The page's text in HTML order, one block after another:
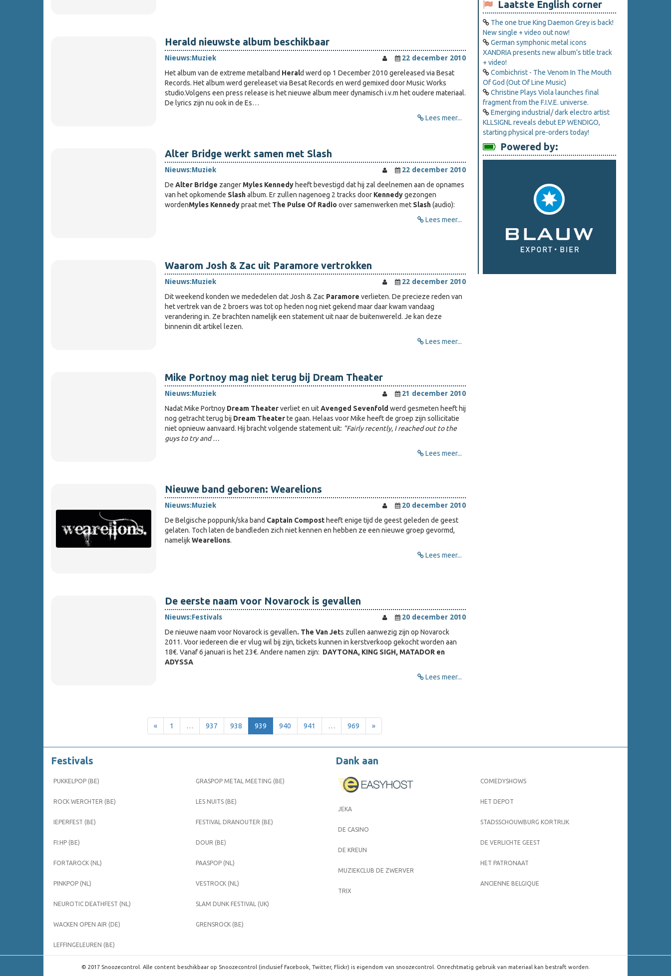
Herald nieuwste album beschikbaar
Nieuws:Muziek
22 december 2010
Het album van de extreme metalband Herald werd op 1 December 2010 gereleased via Besat
Records. Het album werd gereleaset via Besat Records en werd gemixed door Music Works
studio.Volgens een press release is het nieuwe album meer dynamisch i.v.m het oudere materiaal.
De lyrics zijn nu ook in de Es…
Lees meer...
Alter Bridge werkt samen met Slash
Nieuws:Muziek
22 december 2010
De Alter Bridge zanger Myles Kennedyheeft bevestigd dat hij zal deelnemen aan de opnames
van het opkomende Slashalbum. Er zullen nagenoeg 2 tracks door Kennedygezongen
wordenMyles Kennedypraat met The Pulse Of Radio over samenwerken met Slash(audio):
Lees meer...
Waarom Josh & Zac uit Paramore vertrokken
Nieuws:Muziek
22 december 2010
Dit weekend konden we mededelen dat Josh & Zac Paramore verlieten. De precieze reden van
het vertrek van de 2 broers was tot op heden nog niet gekend maar daar kwam vandaag
verandering in. Ze brachten namelijk een statement uit naar de buitenwereld. Je kan deze
binnenin dit artikel lezen.
Lees meer...
Mike Portnoy mag niet terug bij Dream Theater
Nieuws:Muziek
21 december 2010
Nadat Mike Portnoy Dream Theaterverliet en uitAvenged Sevenfold werd gesmeten heeft hij
nog getracht terug bij Dream Theaterte gaan. Helaas voor Mike heeft de groep zijn sollicitatie
niet opnieuw aanvaard. Hij bracht volgende statement uit: "Fairly recently, I reached out to the
guys to try and …
Lees meer...
Nieuwe band geboren: Wearelions
Nieuws:Muziek
20 december 2010
De Belgische poppunk/ska band Captain Compostheeft enige tijd de geest geleden de geest
gelaten. Toch laten de bandleden zich niet kennen en hebben ze een nieuwe groep gevormd,
namelijkWearelions.
Lees meer...
De eerste naam voor Novarock is gevallen
Nieuws:Festivals
20 december 2010
De nieuwe naam voor Novarock is gevallen. The Van Jets zullen aanwezig zijn op Novarock
2011. Voor iedereen die er vlug wil bij zijn, tickets kunnen in kerstverkoop gekocht worden aan
18€. Vanaf 6 januari is het 23€. Andere namen zijn: DAYTONA, KING SIGH, MATADOR en
ADYSSA
Lees meer...
« 1 … 937 938 939 940 941 … 969 »
Laatste English corner
The one true King Daemon Grey is back!
New single + video out now!
German symphonic metal icons
XANDRIA presents new album’s title track
+ video!
Combichrist - The Venom In The Mouth
Of God (Out Of Line Music)
Christine Plays Viola launches final
fragment from the F.I.V.E. universe.
Emerging industrial/ dark electro artist
KLLSIGNL reveals debut EP WENDIGO,
starting physical pre-orders today!
Powered by:
Festivals
PUKKELPOP (BE)
ROCK WERCHTER (BE)
IEPERFEST (BE)
FI:HP (BE)
FORTAROCK (NL)
PINKPOP (NL)
NEUROTIC DEATHFEST (NL)
WACKEN OPEN AIR (DE)
LEFFINGELEUREN (BE)
GRASPOP METAL MEETING (BE)
LES NUITS (BE)
FESTIVAL DRANOUTER (BE)
DOUR (BE)
PAASPOP (NL)
VESTROCK (NL)
SLAM DUNK FESTIVAL (UK)
GRENSROCK (BE)
Dank aan
JEKA
DE CASINO
DE KREUN
MUZIEKCLUB DE ZWERVER
TRIX
COMEDYSHOWS
HET DEPOT
STADSSCHOUWBURG KORTRIJK
DE VERLICHTE GEEST
HET PATRONAAT
ANCIENNE BELGIQUE
© 2017 Snoozecontrol. Alle content beschikbaar op Snoozecontrol (inclusief Facebook, Twitter, Flickr) is eigendom van snoozecontrol. Onrechtmatig gebruik van materiaal kan bestraft worden.